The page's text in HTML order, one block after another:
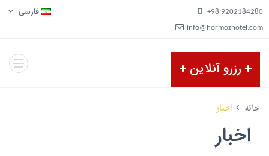
9202184280 98+
info@hormozhotel.com
فارسی
رزرو آنلاین
خانه اخبار
اخبار